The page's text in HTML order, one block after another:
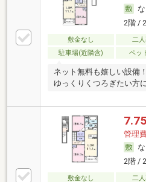
2階 /
敷金なし 二
駐車場(近隣含)
ペッ
ネット無料も嬉しい設
ゆっくりくつろぎたい方
7.75
管理
2階 /
敷金なし 二